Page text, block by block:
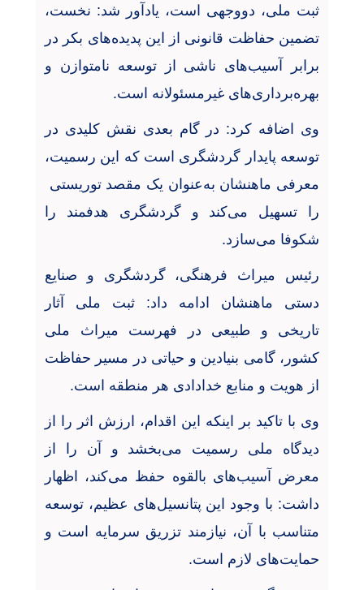
ثبت ملی، دووجهی است، یادآور شد: نخست،
تضمین حفاظت قانونی از این پدیده‌های بکر در
برابر آسیب‌های ناشی از توسعه نامتوازن و
بهره‌برداری‌های غیرمسئولانه است.
وی اضافه کرد: در گام بعدی نقش کلیدی در
توسعه پایدار گردشگری است که این رسمیت،
معرفی ماهنشان به‌عنوان یک مقصد توریستی
را تسهیل می‌کند و گردشگری هدفمند را
شکوفا می‌سازد.
رئیس میراث فرهنگی، گردشگری و صنایع
دستی ماهنشان ادامه داد: ثبت ملی آثار
تاریخی و طبیعی در فهرست میراث ملی
کشور، گامی بنیادین و حیاتی در مسیر حفاظت
از هویت و منابع خدادادی هر منطقه است.
وی با تاکید بر اینکه این اقدام، ارزش اثر را از
دیدگاه ملی رسمیت می‌بخشد و آن را از
معرض آسیب‌های بالقوه حفظ می‌کند، اظهار
داشت: با وجود این پتانسیل‌های عظیم، توسعه
متناسب با آن، نیازمند تزریق سرمایه است و
حمایت‌های لازم است.